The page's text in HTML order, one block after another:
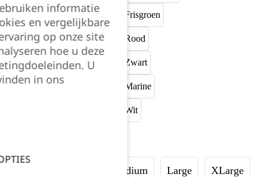
Medium Large XLarge
informatie
en vergelijkbare
op onze site
hoe u deze
U
in ons